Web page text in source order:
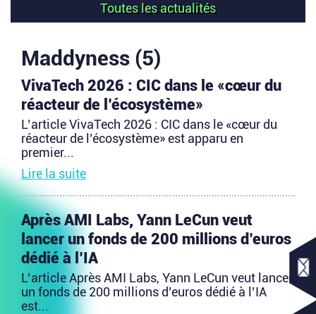
Toutes les actualités
Maddyness (5)
VivaTech 2026 : CIC dans le «cœur du
réacteur de l’écosystème»
L’article VivaTech 2026 : CIC dans le «cœur du
réacteur de l’écosystème» est apparu en
premier...
Lire la suite
Après AMI Labs, Yann LeCun veut
lancer un fonds de 200 millions d’euros
dédié à l’IA
L’article Après AMI Labs, Yann LeCun veut lancer
un fonds de 200 millions d’euros dédié à l’IA
est...